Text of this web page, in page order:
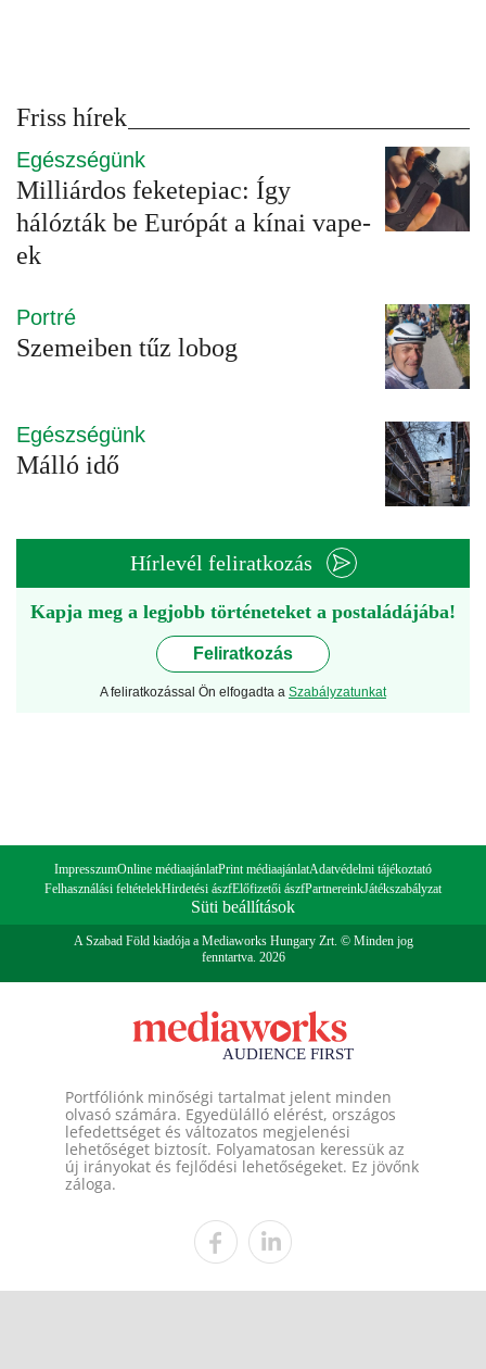
Friss hírek
Egészségünk
Milliárdos feketepiac: Így
hálózták be Európát a kínai vape-
ek
Portré
Szemeiben tűz lobog
Egészségünk
Málló idő
Hírlevél feliratkozás
Kapja meg a legjobb történeteket a postaládájába!
Feliratkozás
A feliratkozással Ön elfogadta a Szabályzatunkat
ImpresszumOnline médiaajánlatPrint médiaajánlatAdatvédelmi tájékoztató
Felhasználási feltételekHirdetési ászfElőfizetői ászfPartnereinkJátékszabályzat
Süti beállítások
A Szabad Föld kiadója a Mediaworks Hungary Zrt. © Minden jog
fenntartva. 2026
Portfóliónk minőségi tartalmat jelent minden
olvasó számára. Egyedülálló elérést, országos
lefedettséget és változatos megjelenési
lehetőséget biztosít. Folyamatosan keressük az
új irányokat és fejlődési lehetőségeket. Ez jövőnk
záloga.